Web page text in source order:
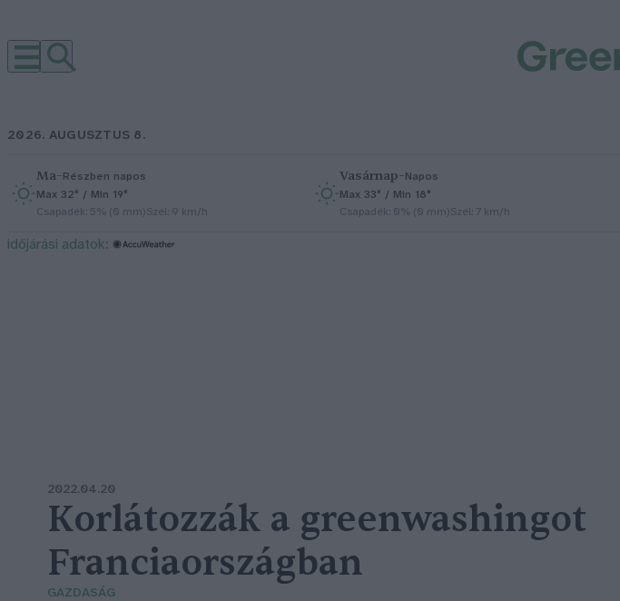
2026. AUGUSZTUS 8.
Ma–Részben napos
Max 32° / Min 19°
Csapadék: 5% (0 mm)Szél: 9 km/h
Vasárnap–Napos
Max 33° / Min 18°
Csapadék: 0% (0 mm)Szél: 7 km/h
időjárási adatok:
2022.04.20
Korlátozzák a greenwashingot
Franciaországban
GAZDASÁG